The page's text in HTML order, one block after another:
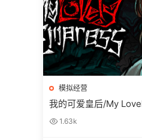
模拟经营
我的可爱皇后/My
1.63k